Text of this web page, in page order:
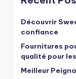
Découvrir
confiance
Fournitures
qualité pour
Meilleur